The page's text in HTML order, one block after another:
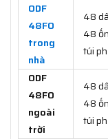
ODF
48FO
trong
nhà
48
48
túi
ODF
48FO
ngoài
trời
48
48
túi